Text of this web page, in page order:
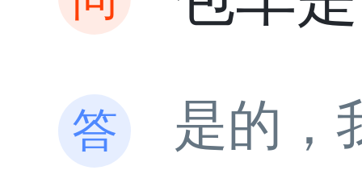
是的，